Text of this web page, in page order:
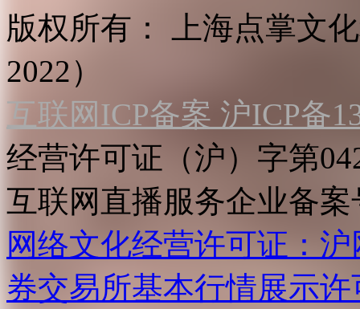
版权所有：
上海点掌文
2022）
互联网ICP备案 沪ICP备
经营许可证（沪）字第
互联网直播服务企业备案
网络文化经营许可证：
券交易所基本行情展示许